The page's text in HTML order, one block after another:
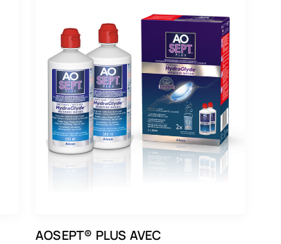
AOSEPT® PLUS AVEC